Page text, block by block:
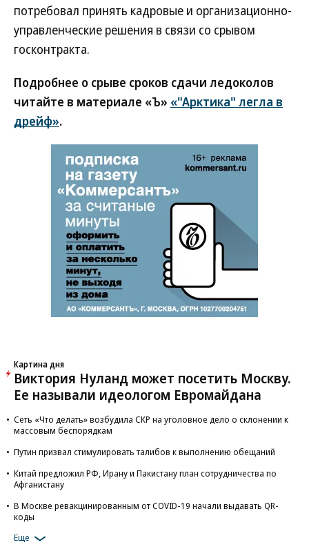
потребовал принять кадровые и организационно-
управленческие решения в связи со срывом
госконтракта.
Подробнее о срыве сроков сдачи ледоколов
читайте в материале «Ъ» «"Арктика" легла в
дрейф».
Картина дня
Виктория Нуланд может посетить Москву.
Ее называли идеологом Евромайдана
Сеть «Что делать» возбудила СКР на уголовное дело о склонении к
массовым беспорядкам
Путин призвал стимулировать талибов к выполнению обещаний
Китай предложил РФ, Ирану и Пакистану план сотрудничества по
Афганистану
В Москве ревакцинированным от COVID-19 начали выдавать QR-
коды
Еще